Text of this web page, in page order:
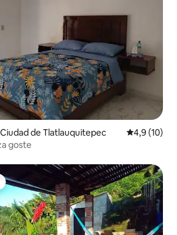
de Tlatlauquitepec Prosječna
4,9 (10)
goste
s oznakom „Odabrali gosti”